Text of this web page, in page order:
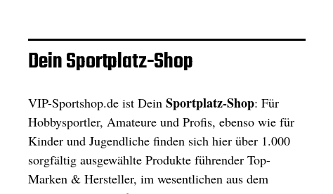
Dein Sportplatz-Shop
VIP-Sportshop.de ist Dein Sportplatz-Shop: Für
Hobbysportler, Amateure und Profis, ebenso wie für
Kinder und Jugendliche finden sich hier über 1.000
sorgfältig ausgewählte Produkte führender Top-
Marken & Hersteller, im wesentlichen aus dem